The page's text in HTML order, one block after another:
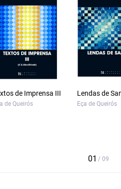
de Imprensa III
de Queirós
Lendas de
Eça de Queirós